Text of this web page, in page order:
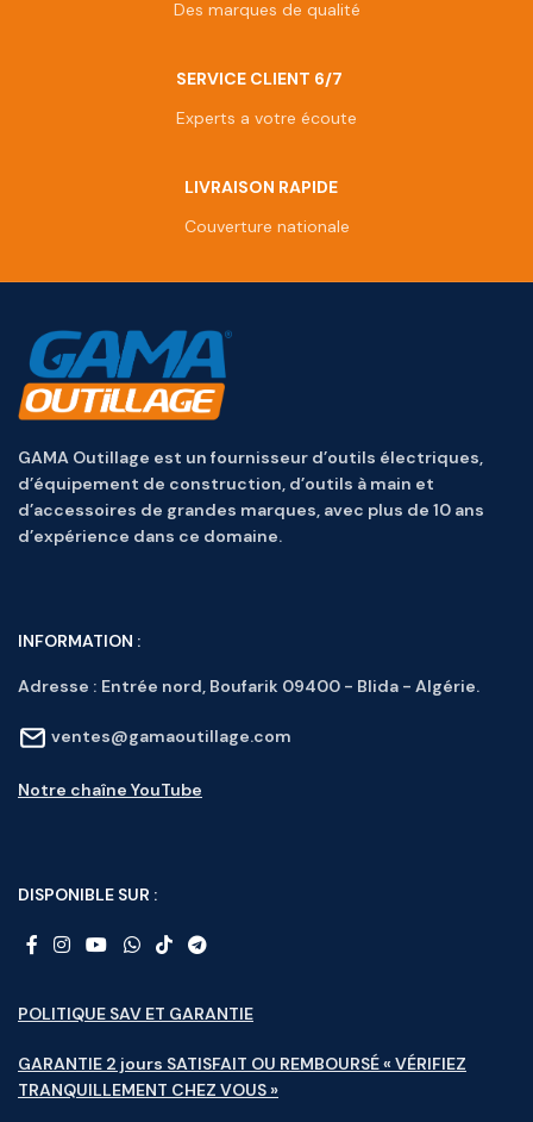
Des marques de qualité
SERVICE CLIENT 6/7
Experts a votre écoute
LIVRAISON RAPIDE
Couverture nationale
GAMA Outillage est un fournisseur d’outils électriques,
d’équipement de construction, d’outils à main et
d’accessoires de grandes marques, avec plus de 10 ans
d’expérience dans ce domaine.
INFORMATION :
Adresse : Entrée nord, Boufarik 09400 - Blida - Algérie.
ventes@gamaoutillage.com
Notre chaîne YouTube
DISPONIBLE SUR :
POLITIQUE SAV ET GARANTIE
GARANTIE 2 jours SATISFAIT OU REMBOURSÉ « VÉRIFIEZ
TRANQUILLEMENT CHEZ VOUS »